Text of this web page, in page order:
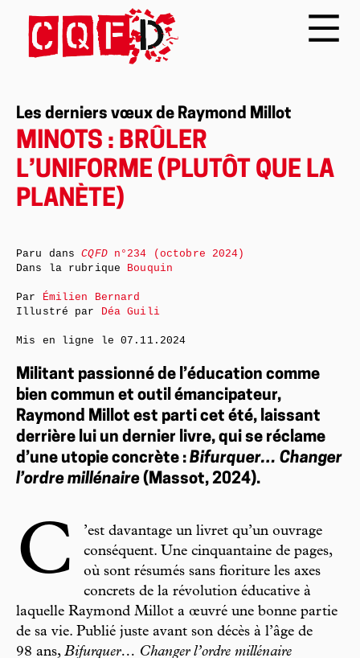
Les derniers vœux de Raymond Millot
MINOTS : BRÛLER
L’UNIFORME (PLUTÔT QUE LA
PLANÈTE)
Militant passionné de l’éducation comme
bien commun et outil émancipateur,
Raymond Millot est parti cet été, laissant
derrière lui un dernier livre, qui se réclame
d’une utopie concrète : Bifurquer… Changer
l’ordre millénaire (Massot, 2024).
C
’est davantage un livret qu’un ouvrage
conséquent. Une cinquantaine de pages,
où sont résumés sans fioriture les axes
concrets de la révolution éducative à
laquelle Raymond Millot a œuvré une bonne partie
de sa vie. Publié juste avant son décès à l’âge de
98 ans, Bifurquer… Changer l’ordre millénaire
Paru dansCQFDn°234 (octobre 2024)
Dans la rubrique Bouquin
Par Émilien Bernard
Illustré par Déa Guili
Mis en ligne le07.11.2024